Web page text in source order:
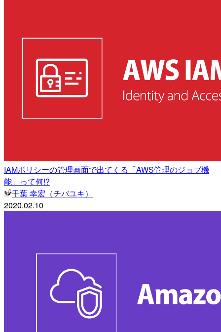
IAMポリシーの管理画面で出てくる「AWS管理のジョブ機
能」って何!?
千葉 幸宏（チバユキ）
2020.02.10